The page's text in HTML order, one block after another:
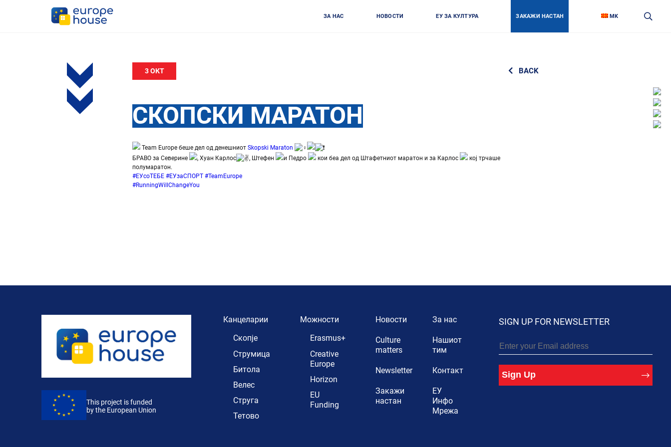
ЗА НАС НОВОСТИ ЕУ ЗА КУЛТУРА ЗАКАЖИ НАСТАН MK
Link
Link
Link
3 ОКТ BACK
СКОПСКИ МАРАТОН
Team Europe беше дел од денешниотSkopski Maraton
БРАВО за Северине
, Хуан Карлос , Штефен и Педро кои беа дел од Штафетниот маратон и за Карлос
кој трчаше
полумаратон.
#ЕУсоТЕБЕ #ЕУзаСПОРТ #TeamEurope
#RunningWillChangeYou
This project is funded
by the European Union
Канцеларии
Скопје
Струмица
Битола
Велес
Струга
Тетово
Можности
Erasmus+
Creative
Europe
Horizon
EU
Funding
Новости
Culture
matters
Newsletter
Закажи
настан
За нас
Нашиот
тим
Контакт
ЕУ
Инфо
Мрежа
SIGN UP FOR NEWSLETTER
Sign Up